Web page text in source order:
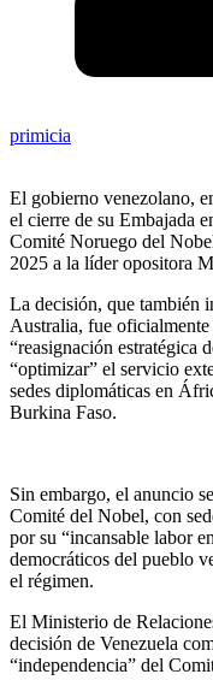
primicia
El gobierno venezolano,
el cierre de su Embajada
Comité Noruego del
2025 a la líder opositora
La decisión, que también
Australia, fue
“reasignación estratégica
“optimizar” el servicio
sedes diplomáticas en
Burkina Faso.
Sin embargo, el anuncio
Comité del Nobel, con
por su “incansable labor
democráticos del pueblo
el régimen.
El Ministerio de
decisión de Venezuela
“independencia” del